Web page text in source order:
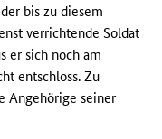
bis zu diesem
verrichtende Soldat
er sich noch am
entschloss. Zu
Angehörige seiner